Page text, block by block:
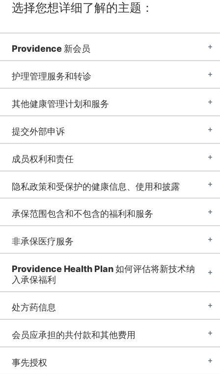
选择您想详细了解的主题：
Providence 新会员
护理管理服务和转诊
其他健康管理计划和服务
提交外部申诉
成员权利和责任
隐私政策和受保护的健康信息、使用和披露
承保范围包含和不包含的福利和服务
非承保医疗服务
Providence Health Plan 如何评估将新技术纳
入承保福利
处方药信息
会员应承担的共付款和其他费用
事先授权